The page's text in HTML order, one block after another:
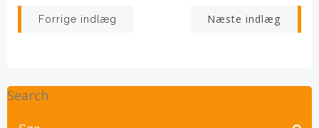
Indlægsnavigation
Forrige indlæg Næste indlæg
Search